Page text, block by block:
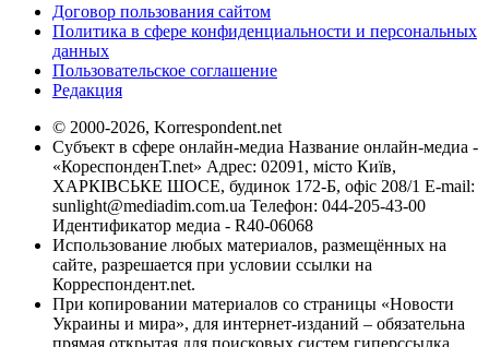
Договор пользования сайтом
Политика в сфере конфиденциальности и персональных
данных
Пользовательское соглашение
Редакция
© 2000-2026, Korrespondent.net
Субъект в сфере онлайн-медиа Название онлайн-медиа -
«КореспонденТ.net» Адрес: 02091, місто Київ,
ХАРКІВСЬКЕ ШОСЕ, будинок 172-Б, офіс 208/1 E-mail:
sunlight@mediadim.com.ua Телефон: 044-205-43-00
Идентификатор медиа - R40-06068
Использование любых материалов, размещённых на
сайте, разрешается при условии ссылки на
Корреспондент.net.
При копировании материалов со страницы «Новости
Украины и мира», для интернет-изданий – обязательна
прямая открытая для поисковых систем гиперссылка.